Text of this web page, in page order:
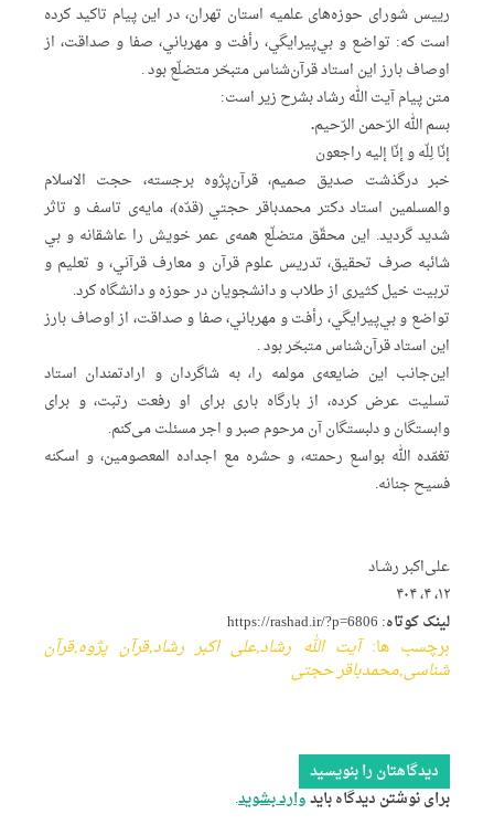
رییس شورای حوزه‌های علمیه استان تهران، در این پیام تاکید کرده
است که: تواضع و بي‌پیرایگي، رأفت و مهرباني، صفا و صداقت، از
اوصاف بارز این استاد قرآن‌شناس متبحّر متضلّع بود .
متن پیام آیت الله رشاد بشرح زیر است:
بسم الله الرّحمن الرّحیم.
إنّا لِلّه و إنّا إلیه راجعون
خبر درگذشت صدیق صمیم، قرآن‌پژوه برجسته، حجت الاسلام
والمسلمین استاد دکتر محمدباقر حجتي (قدّه)، مایه‌ی تاسف و تاثر
شدید گردید. این محقّق متضلّع همه‌ی عمر خویش را عاشقانه و بي
شائبه صرف تحقیق، تدریس علوم قرآن و معارف قرآني، و تعلیم و
تربیت خیل کثیری از طلاب و دانشجویان در حوزه و دانشگاه کرد.
تواضع و بي‌پیرایگي، رأفت و مهرباني، صفا و صداقت، از اوصاف بارز
این استاد قرآن‌شناس متبحّر بود .
این‌جانب این ضایعه‌ی مولمه را، به شاگردان و ارادتمندان استاد
تسلیت عرض کرده، از بارگاه باری برای او رفعت رتبت، و برای
وابستگان و دلبستگان آن مرحوم صبر و اجر مسئلت می‌کنم.
تغمّده الله بواسع رحمته، و حشره مع اجداده المعصومین، و اسکنه
فسیح جنانه.
علی‌اکبر رشـاد
۱۲، ۴، ۴۰۴
لینک کوتاه: https://rashad.ir/?p=6806
برچسب ها:آیت الله رشاد,علی اکبر رشاد,قرآن پژوه,قرآن
شناسی,محمدباقر حجتی
دیدگاهتان را بنویسید
برای نوشتن دیدگاه بایدوارد بشوید.